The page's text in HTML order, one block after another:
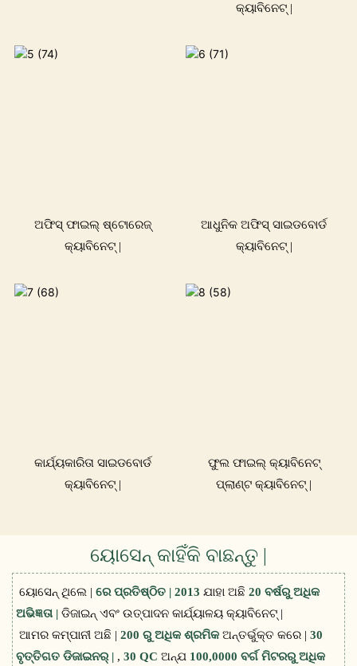
କ୍ୟାବିନେଟ୍ |
ଅଫିସ୍ ଫାଇଲ୍ ଷ୍ଟୋରେଜ୍
କ୍ୟାବିନେଟ୍ |
ଆଧୁନିକ ଅଫିସ୍ ସାଇଡବୋର୍ଡ
କ୍ୟାବିନେଟ୍ |
କାର୍ଯ୍ୟକାରିତା ସାଇଡବୋର୍ଡ
କ୍ୟାବିନେଟ୍ |
ଫୁଲ ଫାଇଲ୍ କ୍ୟାବିନେଟ୍
ପ୍ଲାଣ୍ଟ କ୍ୟାବିନେଟ୍ |
ୟୋସେନ୍ କାହିଁକି ବାଛନ୍ତୁ |
ୟୋସେନ୍ ଥିଲେ |ରେ ପ୍ରତିଷ୍ଠିତ | 2013ଯାହା ଅଛି20 ବର୍ଷରୁ ଅଧିକ
ଅଭିଜ୍ଞତା |ଡିଜାଇନ୍ ଏବଂ ଉତ୍ପାଦନ କାର୍ଯ୍ୟାଳୟ କ୍ୟାବିନେଟ୍ |
ଆମର କମ୍ପାନୀ ଅଛି |200 ରୁ ଅଧିକ ଶ୍ରମିକଅନ୍ତର୍ଭୁକ୍ତ କରେ |30
ବୃତ୍ତିଗତ ଡିଜାଇନର୍ | ,30 QCଅନ୍ଯ 100,0000 ବର୍ଗ ମିଟରରୁ ଅଧିକ